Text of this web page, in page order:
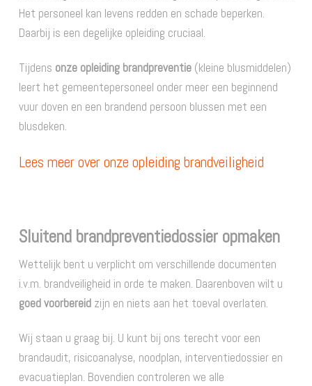
Het personeel kan levens redden en schade beperken.
Daarbij is een degelijke opleiding cruciaal.
Tijdens onze opleiding brandpreventie(kleine blusmiddelen)
leert het gemeentepersoneel onder meer een beginnend
vuur doven en een brandend persoon blussen met een
blusdeken.
Lees meer over onze opleiding brandveiligheid
Sluitend brandpreventiedossier opmaken
Wettelijk bent u verplicht om verschillende documenten
i.v.m. brandveiligheid in orde te maken. Daarenboven wilt u
goed voorbereid zijn en niets aan het toeval overlaten.
Wij staan u graag bij. U kunt bij ons terecht voor een
brandaudit, risicoanalyse, noodplan, interventiedossier en
evacuatieplan. Bovendien controleren we alle